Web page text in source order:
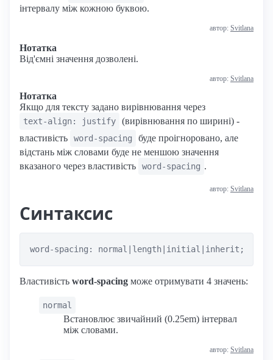
інтервалу між кожною буквою.
автор: Svitlana
Нотатка
Від'ємні значення дозволені.
автор: Svitlana
Нотатка
Якщо для тексту задано вирівнювання через
text-align: justify
(вирівнювання по ширині) -
властивість
word-spacing
буде проігноровано, але
відстань між словами буде не меншою значення
вказаного через властивість
word-spacing .
автор: Svitlana
Синтаксис
word-spacing: normal|length|initial|inherit;
Властивість word-spacing може отримувати 4 значень:
normal
Встановлює звичайний (0.25em) інтервал
між словами.
автор: Svitlana